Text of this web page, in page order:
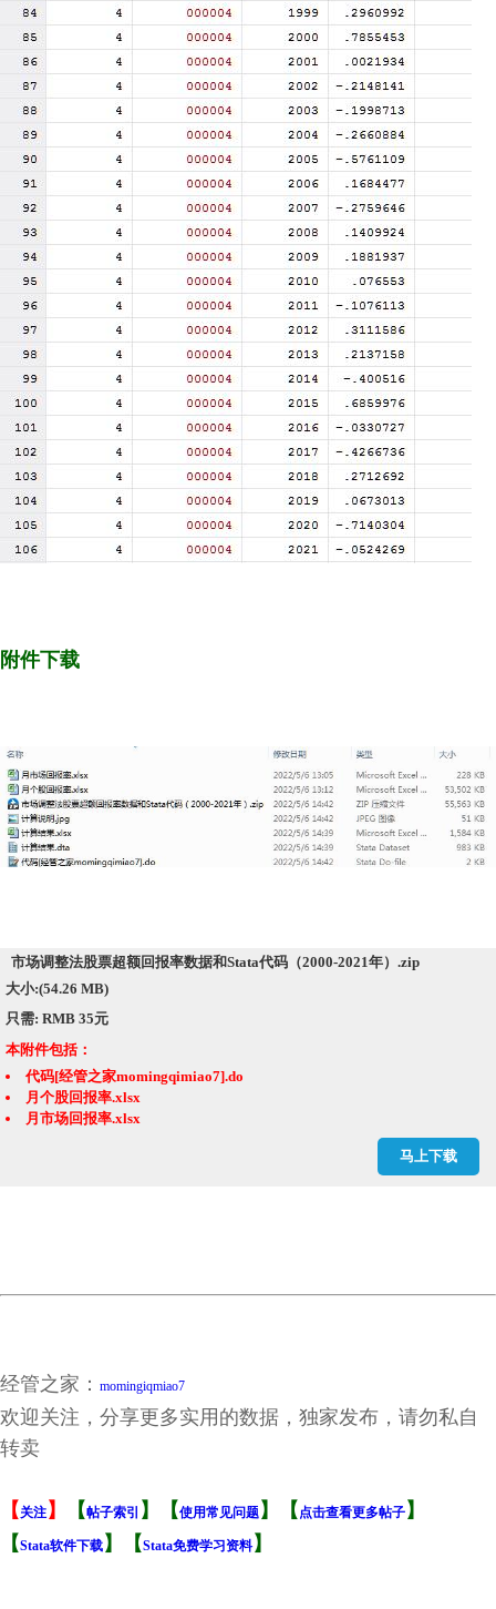
附件下载
市场调整法股票超额回报率数据和Stata代码（2000-2021年）.zip
大小:(54.26 MB)
只需: RMB 35元
马上下载
本附件包括：
代码[经管之家momingqimiao7].do
月个股回报率.xlsx
月市场回报率.xlsx
经管之家： momingiqmiao7
欢迎关注，分享更多实用的数据，独家发布，请勿私自
转卖
【 关注 】 【帖子索引 】【使用常见问题 】【 点击查看更多帖子 】
【Stata软件下载 】【Stata免费学习资料 】